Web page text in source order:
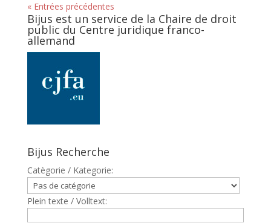
« Entrées précédentes
Bijus est un service de la Chaire de droit
public du Centre juridique franco-
allemand
Bijus Recherche
Catègorie / Kategorie:
Plein texte / Volltext: